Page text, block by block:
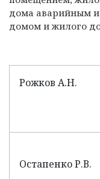
дома аварийным
домом и жилого
Рожков А.Н.
Остапенко Р.В.